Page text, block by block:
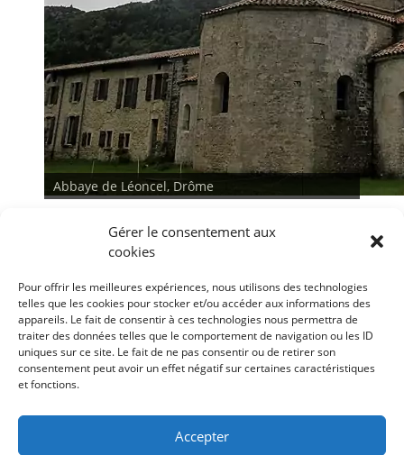
Gérer le consentement aux
cookies
Pour offrir les meilleures expériences, nous utilisons des technologies
telles que les cookies pour stocker et/ou accéder aux informations des
appareils. Le fait de consentir à ces technologies nous permettra de
traiter des données telles que le comportement de navigation ou les ID
uniques sur ce site. Le fait de ne pas consentir ou de retirer son
consentement peut avoir un effet négatif sur certaines caractéristiques
et fonctions.
Accepter
Abbaye de Léoncel, Drôme
< >
Conditions générales
Déclaration de confidentialité